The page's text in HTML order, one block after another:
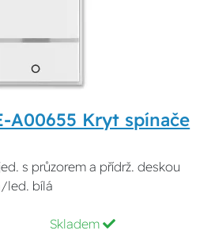
A00655 Kryt spínače
s průzorem a přídrž. deskou
led. bílá
Skladem